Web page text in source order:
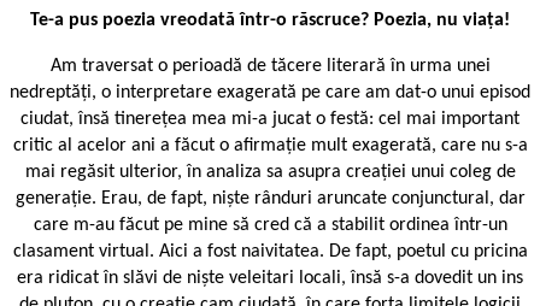
Te-a pus poezia vreodată într-o răscruce? Poezia, nu viața!
Am traversat o perioadă de tăcere literară în urma unei
nedreptăți, o interpretare exagerată pe care am dat-o unui episod
ciudat, însă tinerețea mea mi-a jucat o festă: cel mai important
critic al acelor ani a făcut o afirmație mult exagerată, care nu s-a
mai regăsit ulterior, în analiza sa asupra creației unui coleg de
generație. Erau, de fapt, niște rânduri aruncate conjunctural, dar
care m-au făcut pe mine să cred că a stabilit ordinea într-un
clasament virtual. Aici a fost naivitatea. De fapt, poetul cu pricina
era ridicat în slăvi de niște veleitari locali, însă s-a dovedit un ins